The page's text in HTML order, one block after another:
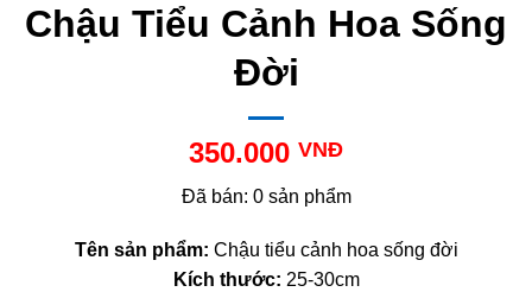
Chậu Tiểu Cảnh Hoa Sống
Đời
350.000 VNĐ
Đã bán: 0 sản phẩm
Tên sản phẩm: Chậu tiểu cảnh hoa sống đời
Kích thước: 25-30cm